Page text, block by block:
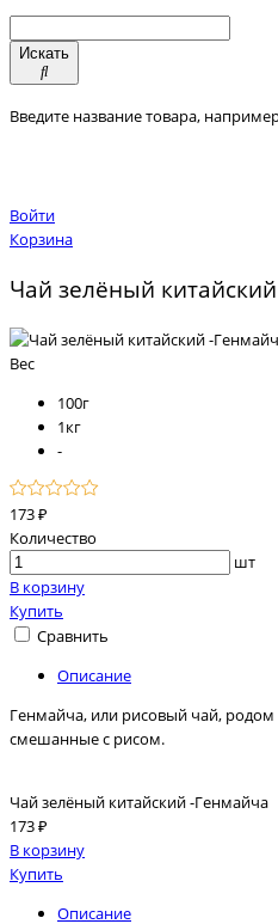
Искать
Введите название товара,
Войти
Корзина
Чай зелёный
Вес
100г
1кг
-
173 ₽
Количество
шт
В корзину
Купить
Сравнить
Описание
Генмайча, или рисовый чай, родом
смешанные с рисом.
Чай зелёный китайский -Генмайча
173 ₽
В корзину
Купить
Описание